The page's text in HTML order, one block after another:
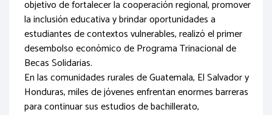
objetivo de fortalecer la cooperación regional, promover
la inclusión educativa y brindar oportunidades a
estudiantes de contextos vulnerables, realizó el primer
desembolso económico de Programa Trinacional de
Becas Solidarias.
En las comunidades rurales de Guatemala, El Salvador y
Honduras, miles de jóvenes enfrentan enormes barreras
para continuar sus estudios de bachillerato,